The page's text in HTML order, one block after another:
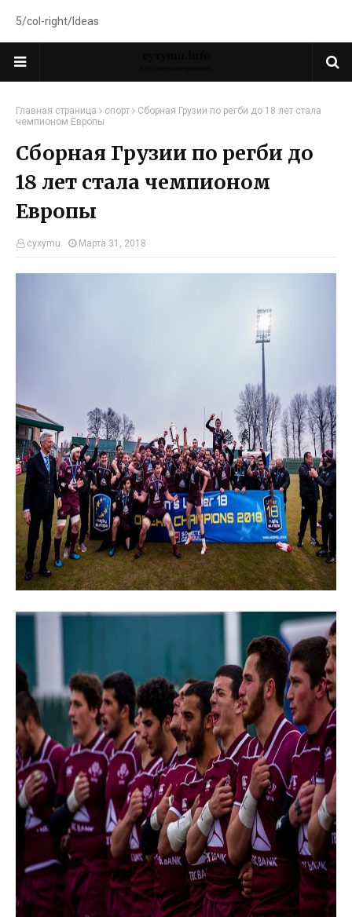
5/col-right/Ideas
Главная страница спорт
Сборная Грузии по регби до 18 лет стала
чемпионом Европы
Сборная Грузии по регби до
18 лет стала чемпионом
Европы
cyxymu Марта 31, 2018